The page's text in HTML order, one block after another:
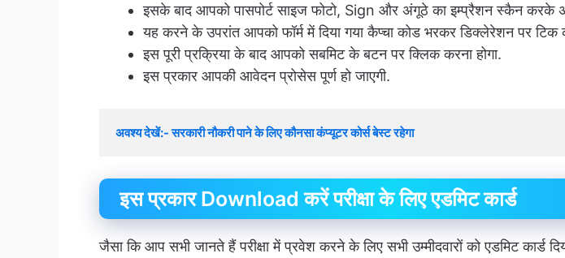
इसके बाद आपको पासपोर्ट साइज फोटो, Sign और अंगूठे का इम्प्रैशन स्कैन करके
यह करने के उपरांत आपको फॉर्म में दिया गया कैप्चा कोड भरकर डिक्लेरेशन पर टिक
इस पूरी प्रक्रिया के बाद आपको सबमिट के बटन पर क्लिक करना होगा.
इस प्रकार आपकी आवेदन प्रोसेस पूर्ण हो जाएगी.
अवश्य देखें:- सरकारी नौकरी पाने के लिए कौनसा कंप्यूटर कोर्स बेस्ट रहेगा
इस प्रकार Download करें परीक्षा के लिए एडमिट कार्ड
जैसा कि आप सभी जानते हैं परीक्षा में प्रवेश करने के लिए सभी उम्मीदवारों को एडमिट कार्ड